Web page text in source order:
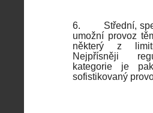
6.
Střední,
umožní provoz
některý z
Nejpřísněji
kategorie je
sofistikovaný